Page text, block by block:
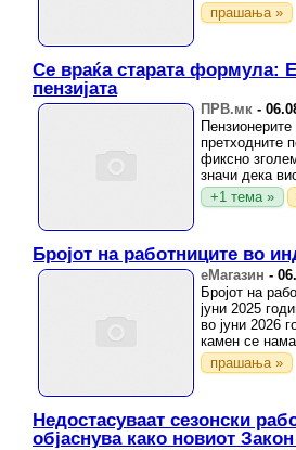
прашања »
Се враќа старата формула:
пензијата
ПРВ.мк -
претходните
фиксно
значи дека
+1 тема »
Бројот на работниците во
еМагазин -
Бројот на
јуни 2025
во јуни 2026
камен се
прашања »
Недостасуваат сезонски
објаснува како новиот